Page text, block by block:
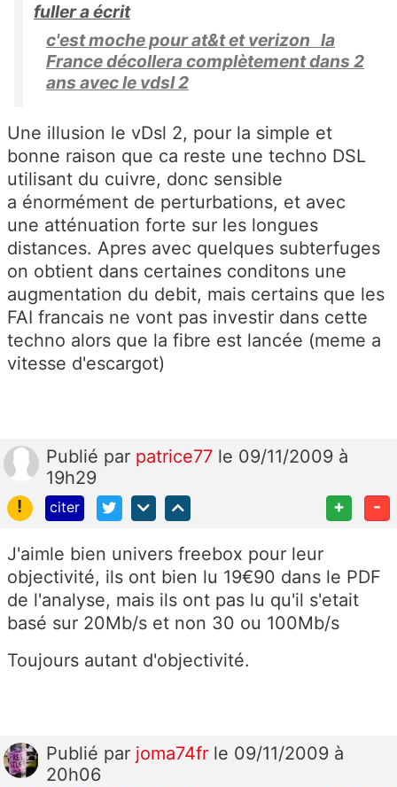
fuller a écrit
c'est moche pour at&t et verizon la
France décollera complètement dans 2
ans avec le vdsl 2
Une illusion le vDsl 2, pour la simple et
bonne raison que ca reste une techno DSL
utilisant du cuivre, donc sensible
a énormément de perturbations, et avec
une atténuation forte sur les longues
distances. Apres avec quelques subterfuges
on obtient dans certaines conditons une
augmentation du debit, mais certains que les
FAI francais ne vont pas investir dans cette
techno alors que la fibre est lancée (meme a
vitesse d'escargot)
Publié par patrice77 le 09/11/2009 à
19h29
!
citer + -
J'aimle bien univers freebox pour leur
objectivité, ils ont bien lu 19€90 dans le PDF
de l'analyse, mais ils ont pas lu qu'il s'etait
basé sur 20Mb/s et non 30 ou 100Mb/s
Toujours autant d'objectivité.
Publié par joma74fr le 09/11/2009 à
20h06